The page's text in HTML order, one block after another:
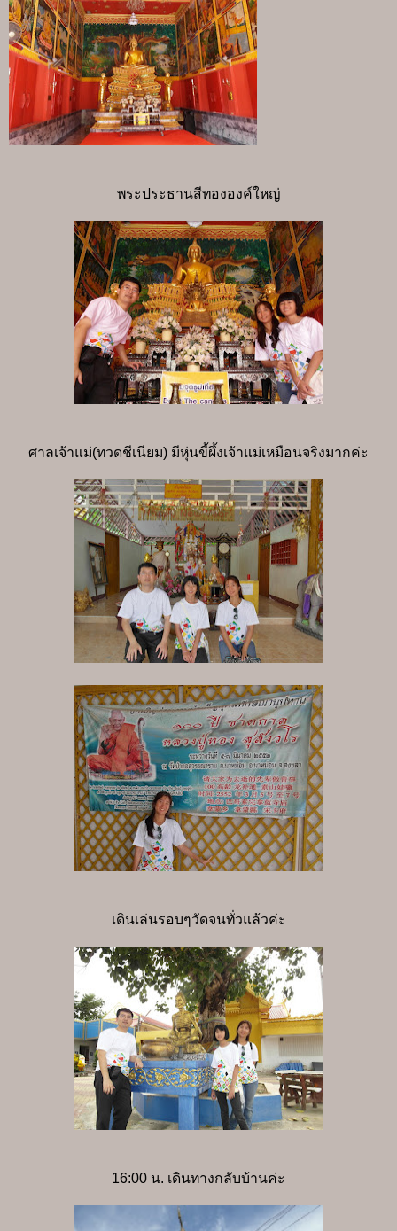
พระประธานสีทององค์ใหญ่
ศาลเจ้าแม่(ทวดชีเนียม) มีหุ่นขี้ผึ้งเจ้าแม่เหมือนจริงมากค่ะ
เดินเล่นรอบๆวัดจนทั่วแล้วค่ะ
16:00 น. เดินทางกลับบ้านค่ะ